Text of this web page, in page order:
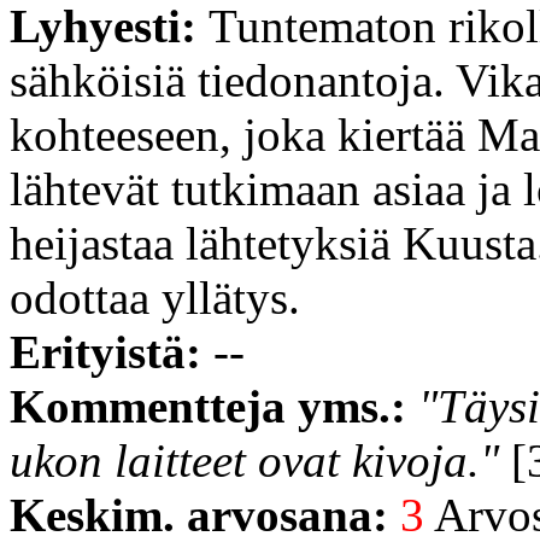
Lyhyesti: Tuntematon
sähköisiä tiedonantoja.
kohteeseen, joka kiertää
lähtevät tutkimaan asiaa
heijastaa lähtetyksiä
odottaa yllätys.
Erityistä: --
Kommentteja yms.:
ukon laitteet ovat kivoja."
Keskim. arvosana: 3